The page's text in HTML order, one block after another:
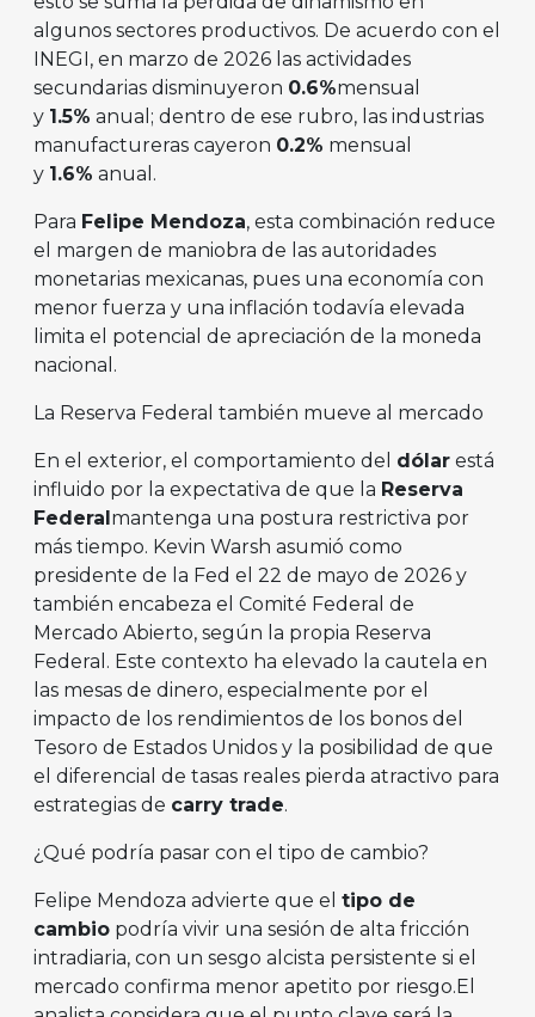
algunos sectores productivos. De acuerdo con el
INEGI, en marzo de 2026 las actividades
secundarias disminuyeron 0.6%mensual
y 1.5% anual; dentro de ese rubro, las industrias
manufactureras cayeron 0.2% mensual
y 1.6% anual.
Para Felipe Mendoza, esta combinación reduce
el margen de maniobra de las autoridades
monetarias mexicanas, pues una economía con
menor fuerza y una inflación todavía elevada
limita el potencial de apreciación de la moneda
nacional.
La Reserva Federal también mueve al mercado
En el exterior, el comportamiento del dólar está
influido por la expectativa de que la Reserva
Federal mantenga una postura restrictiva por
más tiempo. Kevin Warsh asumió como
presidente de la Fed el 22 de mayo de 2026 y
también encabeza el Comité Federal de
Mercado Abierto, según la propia Reserva
Federal. Este contexto ha elevado la cautela en
las mesas de dinero, especialmente por el
impacto de los rendimientos de los bonos del
Tesoro de Estados Unidos y la posibilidad de que
el diferencial de tasas reales pierda atractivo para
estrategias de carry trade.
¿Qué podría pasar con el tipo de cambio?
Felipe Mendoza advierte que el tipo de
cambio podría vivir una sesión de alta fricción
intradiaria, con un sesgo alcista persistente si el
mercado confirma menor apetito por riesgo.El